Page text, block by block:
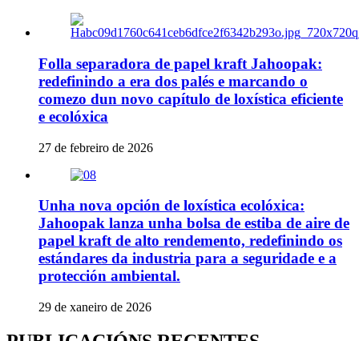
Folla separadora de papel kraft Jahoopak:
redefinindo a era dos palés e marcando o
comezo dun novo capítulo de loxística eficiente
e ecolóxica
27 de febreiro de 2026
Unha nova opción de loxística ecolóxica:
Jahoopak lanza unha bolsa de estiba de aire de
papel kraft de alto rendemento, redefinindo os
estándares da industria para a seguridade e a
protección ambiental.
29 de xaneiro de 2026